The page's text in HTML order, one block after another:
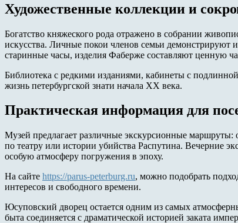
Художественные коллекции и
Богатство княжеского рода отражено в собрании
искусства. Личные покои членов семьи демонстрируют
старинные часы, изделия Фаберже составляют ценную
Библиотека с редкими изданиями, кабинеты с
жизнь петербургской знати начала XX века.
Практическая информация для
Музей предлагает различные экскурсионные
по театру или истории убийства Распутина. Вечерние
особую атмосферу погружения в эпоху.
На сайте https://parus-peterburg.ru, можно подобрать
интересов и свободного времени.
Юсуповский дворец остается одним из самых
быта соединяется с драматической историей заката